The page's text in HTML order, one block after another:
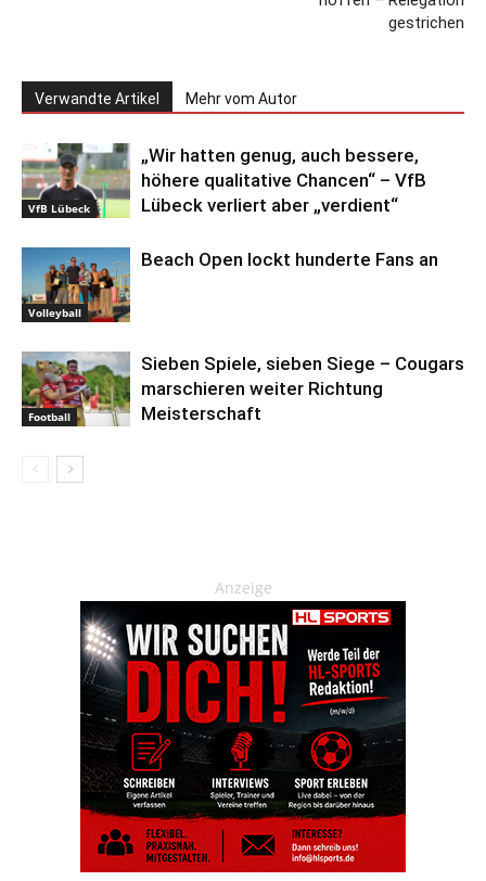
gestrichen
Verwandte Artikel Mehr vom Autor
VfB Lübeck
„Wir hatten genug, auch bessere,
höhere qualitative Chancen“ – VfB
Lübeck verliert aber „verdient“
Volleyball
Beach Open lockt hunderte Fans an
Football
Sieben Spiele, sieben Siege – Cougars
marschieren weiter Richtung
Meisterschaft
Anzeige